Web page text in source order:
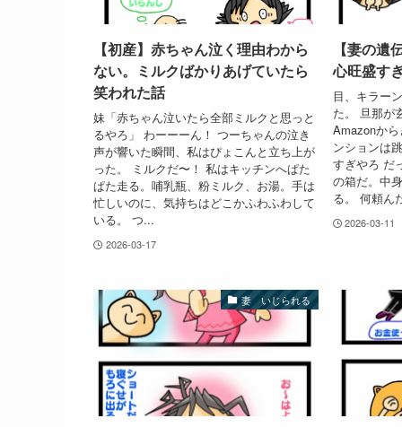
【初産】赤ちゃん泣く理由わから
ない。ミルクばかりあげていたら
笑われた話
妹「赤ちゃん泣いたら全部ミルクと思っと
るやろ」 わーーーん！ つーちゃんの泣き
声が響いた瞬間、私はぴょこんと立ち上が
った。 ミルクだ〜！ 私はキッチンへぱた
ぱた走る。哺乳瓶、粉ミルク、お湯。手は
忙しいのに、気持ちはどこかふわふわして
いる。 つ...
2026-03-17
【妻の遺
心旺盛す
目、キラー
た。 旦那が
Amazonか
ンションは
すぎやろ だ
の箱だ。中
る。 何頼ん
2026-03-11
妻 いじられる